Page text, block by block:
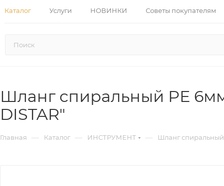
Каталог Услуги НОВИНКИ Советы покупателям
Шланг спиральный PE
DISTAR"
Главная — Каталог — ИНСТРУМЕНТ — Шланг спиральный